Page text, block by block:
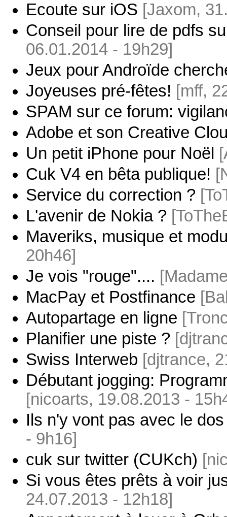
Ecoute sur iOS [Jaxom,
Conseil pour lire de pdfs
06.01.2014 - 19h29]
Jeux pour Androïde
Joyeuses pré-fêtes! [mff,
SPAM sur ce forum:
Adobe et son Creative
Un petit iPhone pour Noël
Cuk V4 en bêta publique!
Service du correction ?
L'avenir de Nokia ?
Maveriks, musique et
20h46]
Je vois "rouge"....
MacPay et Postfinance
Autopartage en ligne
Planifier une piste ?
Swiss Interweb [djtrance,
Débutant jogging:
[nicoarts, 19.08.2013 -
Ils n'y vont pas avec le
- 9h16]
cuk sur twitter (CUKch)
Si vous êtes prêts à voir
24.07.2013 - 12h18]